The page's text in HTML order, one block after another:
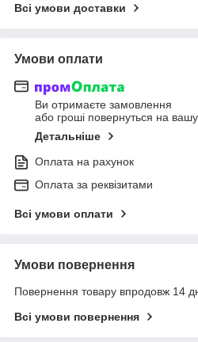
Всі умови доставки
Умови оплати
Ви отримаєте замовлення
або гроші повернуться на вашу
Детальніше
Оплата на рахунок
Оплата за реквізитами
Всі умови оплати
Умови повернення
Повернення товару впродовж 14
Всі умови повернення